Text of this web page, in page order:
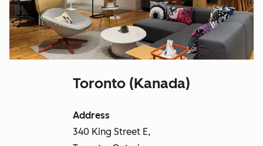
Toronto (Kanada)
Address
340 King Street E,